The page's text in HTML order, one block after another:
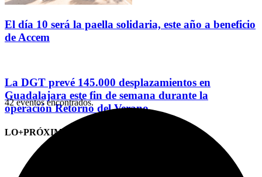
El día 10 será la paella solidaria, este año a beneficio
de Accem
La DGT prevé 145.000 desplazamientos en
Guadalajara este fin de semana durante la
operación Retorno del Verano
LO+PRÓXIMO (CITAS)
42 eventos encontrados.